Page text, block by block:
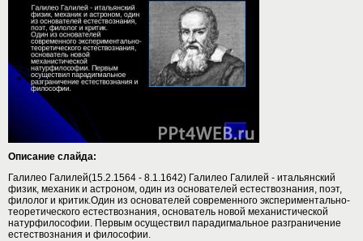
Описание слайда:
Галилео Галилей(15.2.1564 - 8.1.1642) Галилео Галилей - итальянский
физик, механик и астроном, один из основателей естествознания, поэт,
филолог и критик.Один из основателей современного экспериментально-
теоретического естествознания, основатель новой механистической
натурфилософии. Первым осуществил парадигмальное разграничение
естествознания и философии.